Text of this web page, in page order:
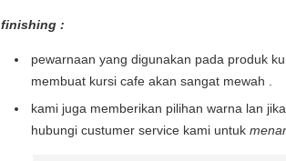
finishing :
pewarnaan yang digunakan pada produk
membuat kursi cafe akan sangat mewah .
kami juga memberikan pilihan warna lan
hubungi custumer service kami untuk